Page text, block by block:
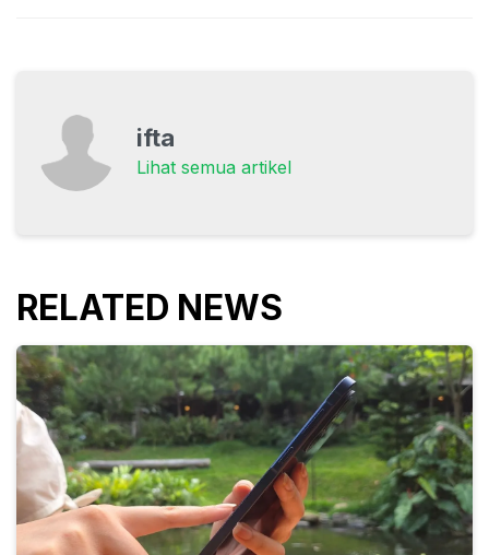
ifta
Lihat semua artikel
RELATED NEWS